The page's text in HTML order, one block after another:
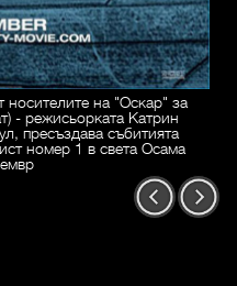
на "Оскар" за
- режисьорката Катрин
пресъздава събитията
номер 1 в света Осама